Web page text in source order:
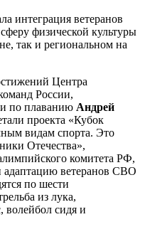
интеграция ветеранов
физической культуры
так и региональном на
Центра
России,
по плаванию Андрей
проекта «Кубок
видам спорта. Это
Отечества»,
комитета РФ,
ветеранов СВО
по шести
из лука,
волейбол сидя и